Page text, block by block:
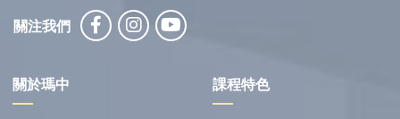
關注我們
關於瑪中 課程特色